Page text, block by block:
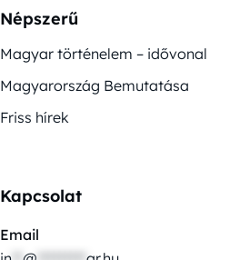
Népszerű
Magyar történelem – idővonal
Magyarország Bemutatása
Friss hírek
Kapcsolat
Email